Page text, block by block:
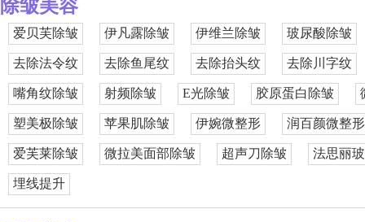
除皱美容
爱贝芙除皱 伊凡露除皱 伊维兰除皱 玻尿酸除皱
去除法令纹 去除鱼尾纹 去除抬头纹 去除川字纹
嘴角纹除皱 射频除皱 E光除皱 胶原蛋白除皱
塑美极除皱 苹果肌除皱 伊婉微整形 润百颜微整形
爱芙莱除皱 微拉美面部除皱 超声刀除皱 法思丽
埋线提升